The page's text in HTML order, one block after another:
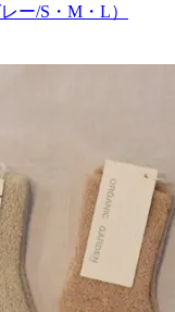
ー/S・M・L）